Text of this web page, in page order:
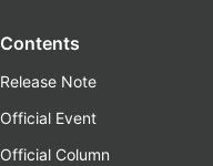
Contents
Release Note
Official Event
Official Column